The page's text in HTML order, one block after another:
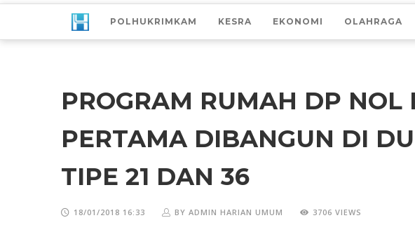
POLHUKRIMKAM KESRA EKONOMI OLAHRAGA
PROGRAM RUMAH DP NOL
PERTAMA DIBANGUN DI
TIPE 21 DAN 36
18/01/2018 16:33 BY ADMIN HARIAN UMUM 3706 VIEWS